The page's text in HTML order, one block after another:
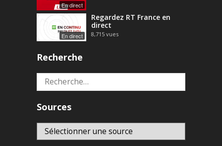
En direct
En direct
Regardez RT France en
direct
8,715 vues
Recherche
Rechercher :
Sources